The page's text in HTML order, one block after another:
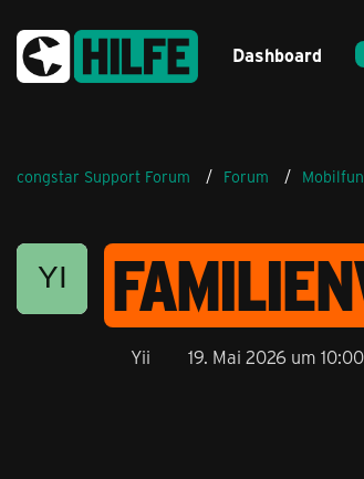
Dashboard
congstar Support Forum Forum
Yii 19. Mai 2026 um 10:00